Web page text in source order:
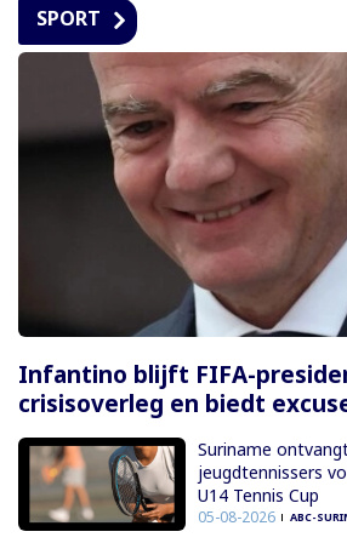
SPORT
Infantino blijft FIFA-
crisisoverleg en biedt
Suriname
jeugdtennissers
U14 Tennis Cup
05-08-2026 ABC-